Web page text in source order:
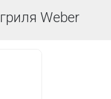
Weber